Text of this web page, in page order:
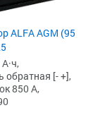
ALFA AGM (95
обратная [- +],
850 А,